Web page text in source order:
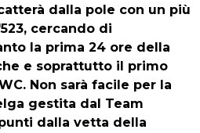
dalla pole con un più
cercando di
la prima 24 ore della
e soprattutto il primo
Non sarà facile per la
gestita dal Team
dalla vetta della